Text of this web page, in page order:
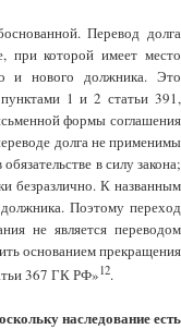
Перевод долга
при которой имеет место
и нового должника. Это
пунктами 1 и 2 статьи 391,
формы соглашения
долга не применимы
в силу закона;
безразлично. К названным
Поэтому переход
не является переводом
основанием прекращения
367 ГК РФ»12.
наследование есть